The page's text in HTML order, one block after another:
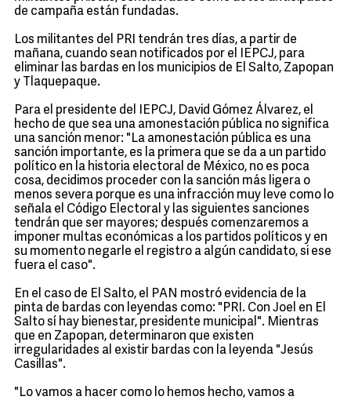
de campaña están fundadas.
Los militantes del PRI tendrán tres días, a partir de
mañana, cuando sean notificados por el IEPCJ, para
eliminar las bardas en los municipios de El Salto, Zapopan
y Tlaquepaque.
Para el presidente del IEPCJ, David Gómez Álvarez, el
hecho de que sea una amonestación pública no significa
una sanción menor: "La amonestación pública es una
sanción importante, es la primera que se da a un partido
político en la historia electoral de México, no es poca
cosa, decidimos proceder con la sanción más ligera o
menos severa porque es una infracción muy leve como lo
señala el Código Electoral y las siguientes sanciones
tendrán que ser mayores; después comenzaremos a
imponer multas económicas a los partidos políticos y en
su momento negarle el registro a algún candidato, si ese
fuera el caso".
En el caso de El Salto, el PAN mostró evidencia de la
pinta de bardas con leyendas como: "PRI. Con Joel en El
Salto sí hay bienestar, presidente municipal". Mientras
que en Zapopan, determinaron que existen
irregularidades al existir bardas con la leyenda "Jesús
Casillas".
"Lo vamos a hacer como lo hemos hecho, vamos a